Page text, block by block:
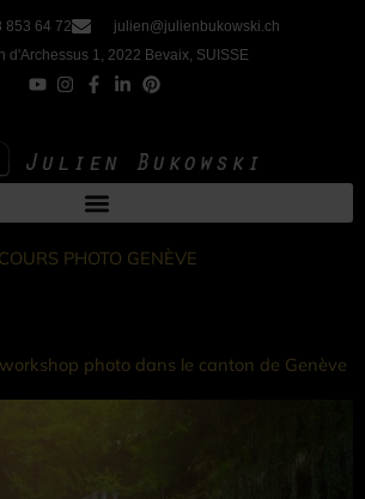
853 64 72
julien@julienbukowski.ch
d'Archessus 1, 2022 Bevaix, SUISSE
COURS PHOTO GENÈVE
photo dans le canton de Genève